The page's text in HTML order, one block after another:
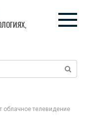
облачное телевидение